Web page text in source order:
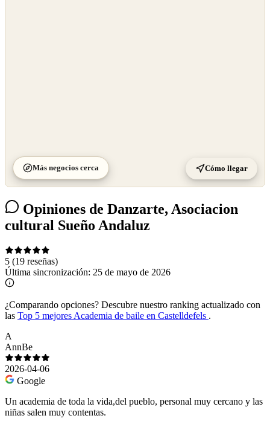
Más negocios cerca Cómo llegar
Opiniones de Danzarte, Asociacion
cultural Sueño Andaluz
5 (19 reseñas)
Última sincronización: 25 de mayo de 2026
¿Comparando opciones? Descubre nuestro ranking actualizado con
las Top 5 mejores Academia de baile en Castelldefels .
A
AnnBe
2026-04-06
Google
Un academia de toda la vida,del pueblo, personal muy cercano y las
niñas salen muy contentas.